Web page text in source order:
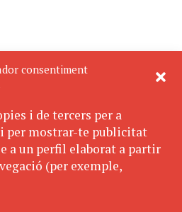
consentiment
i de tercers per a
per mostrar-te publicitat
a un perfil elaborat a partir
(per exemple,
SUBSCRIU-TE
AL BUTLLETÍ